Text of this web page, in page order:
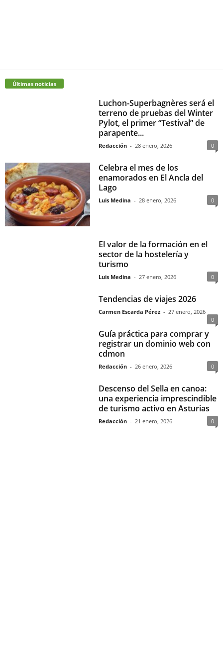
Últimas noticias
Luchon-Superbagnères será el
terreno de pruebas del Winter
Pylot, el primer “Testival” de
parapente...
Redacción - 28 enero, 2026 0
Celebra el mes de los
enamorados en El Ancla del
Lago
Luis Medina - 28 enero, 2026 0
El valor de la formación en el
sector de la hostelería y
turismo
Luis Medina - 27 enero, 2026 0
Tendencias de viajes 2026
Carmen Escarda Pérez - 27 enero, 2026
0
Guía práctica para comprar y
registrar un dominio web con
cdmon
Redacción - 26 enero, 2026 0
Descenso del Sella en canoa:
una experiencia imprescindible
de turismo activo en Asturias
Redacción - 21 enero, 2026 0